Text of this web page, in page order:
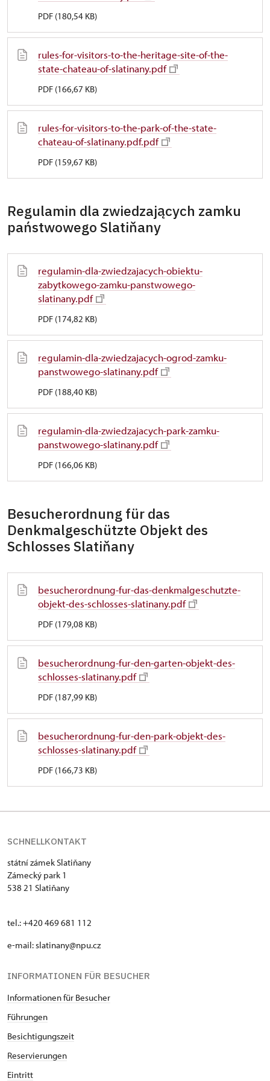
PDF (180,54 KB)
rules-for-visitors-to-the-heritage-site-of-the-
state-chateau-of-slatinany.pdf
PDF (166,67 KB)
rules-for-visitors-to-the-park-of-the-state-
chateau-of-slatinany.pdf.pdf
PDF (159,67 KB)
Regulamin dla zwiedzających zamku
państwowego Slatiňany
regulamin-dla-zwiedzajacych-obiektu-
zabytkowego-zamku-panstwowego-
slatinany.pdf
PDF (174,82 KB)
regulamin-dla-zwiedzajacych-ogrod-zamku-
panstwowego-slatinany.pdf
PDF (188,40 KB)
regulamin-dla-zwiedzajacych-park-zamku-
panstwowego-slatinany.pdf
PDF (166,06 KB)
Besucherordnung für das
Denkmalgeschützte Objekt des
Schlosses Slatiňany
besucherordnung-fur-das-denkmalgeschutzte-
objekt-des-schlosses-slatinany.pdf
PDF (179,08 KB)
besucherordnung-fur-den-garten-objekt-des-
schlosses-slatinany.pdf
PDF (187,99 KB)
besucherordnung-fur-den-park-objekt-des-
schlosses-slatinany.pdf
PDF (166,73 KB)
SCHNELLKONTAKT
státní zámek Slatiňany
Zámecký park 1
538 21 Slatiňany
tel.: +420 469 681 112
e-mail: slatinany@npu.cz
INFORMATIONEN FÜR BESUCHER
Informationen für Besucher
Führungen
Besichtigungszeit
Reservierungen
Eintritt